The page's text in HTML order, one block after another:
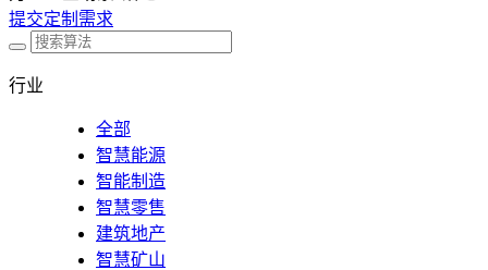
提交定制需求
行业
全部
智慧能源
智能制造
智慧零售
建筑地产
智慧矿山